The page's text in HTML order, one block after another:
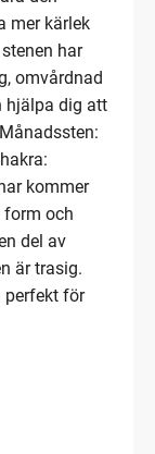
mer kärlek
har
omvårdnad
hjälpa dig att
kommer
form och
del av
är trasig.
perfekt för